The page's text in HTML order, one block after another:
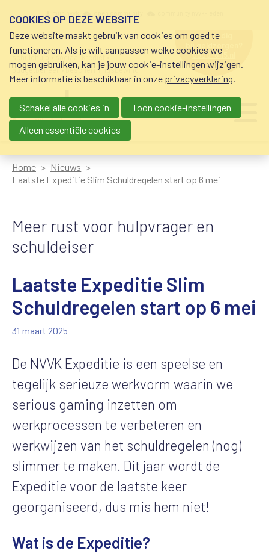
schuldhulp • sociaal krediet •
budgetbeheer • beschermingsbewind
hulp nodig
bij geldzorgen?
0800-8115.nl
Main navigation
Home
Nieuws
Laatste Expeditie Slim Schuldregelen start op 6 mei
Meer rust voor hulpvrager en
schuldeiser
Laatste Expeditie Slim
Schuldregelen start op 6 mei
31 maart 2025
De NVVK Expeditie is een speelse en
tegelijk serieuze werkvorm waarin we
serious gaming inzetten om
werkprocessen te verbeteren en
werkwijzen van het schuldregelen (nog)
slimmer te maken. Dit jaar wordt de
Expeditie voor de laatste keer
georganiseerd, dus mis hem niet!
Wat is de Expeditie?
COOKIES OP DEZE WEBSITE
Deze website maakt gebruik van cookies om goed te
functioneren. Als je wilt aanpassen welke cookies we
mogen gebruiken, kan je jouw cookie-instellingen wijzigen.
Meer informatie is beschikbaar in onze privacyverklaring.
Schakel alle cookies in
Toon cookie-instellingen
Alleen essentiële cookies